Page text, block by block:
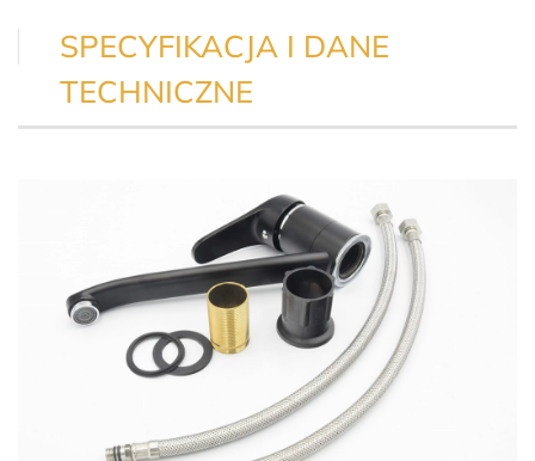
SPECYFIKACJA I DANE
TECHNICZNE